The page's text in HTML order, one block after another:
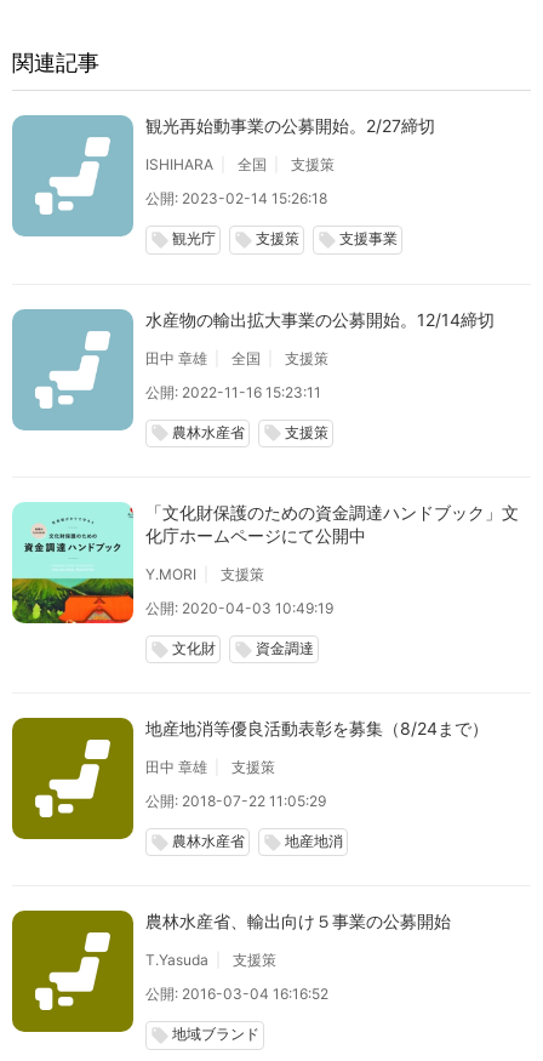
関連記事
観光再始動事業の公募開始。2/27締切
ISHIHARA 全国
支援策
公開: 2023-02-14 15:26:18
local_offer 観光庁 local_offer 支援策 local_offer 支援事業
水産物の輸出拡大事業の公募開始。12/14締切
田中 章雄 全国
支援策
公開: 2022-11-16 15:23:11
local_offer 農林水産省 local_offer 支援策
「文化財保護のための資金調達ハンドブック」文
化庁ホームページにて公開中
Y.MORI
支援策
公開: 2020-04-03 10:49:19
local_offer 文化財 local_offer 資金調達
地産地消等優良活動表彰を募集（8/24まで）
田中 章雄
支援策
公開: 2018-07-22 11:05:29
local_offer 農林水産省 local_offer 地産地消
農林水産省、輸出向け５事業の公募開始
T.Yasuda
支援策
公開: 2016-03-04 16:16:52
local_offer 地域ブランド